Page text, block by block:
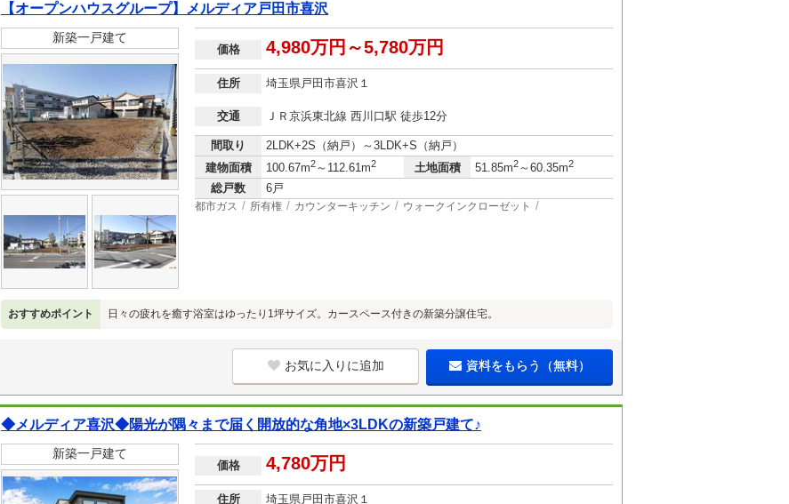
【オープンハウスグループ】メルディア戸田市喜沢
新築一戸建て
価格 4,980万円～5,780万円
住所 埼玉県戸田市喜沢１
交通 ＪＲ京浜東北線 西川口駅 徒歩12分
間取り
2LDK+2S（納戸）～3LDK+S（納戸）
建物面積
100.67m2～112.61m2 土地面積 51.85m2～60.35m2
総戸数 6戸
都市ガス 所有権 カウンターキッチン ウォークインクローゼット
おすすめポイント 日々の疲れを癒す浴室はゆったり1坪サイズ。カースペース付きの新築分譲住宅。
お気に入りに追加 資料をもらう（無料）
◆メルディア喜沢◆陽光が隅々まで届く開放的な角地×3LDKの新築戸建て♪
新築一戸建て
価格 4,780万円
住所 埼玉県戸田市喜沢１